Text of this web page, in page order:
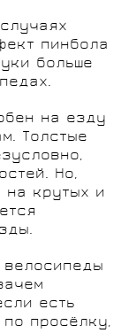
пинбола
больше
на езду
Толстые
Но,
на крутых и
велосипеды
есть
просёлку,